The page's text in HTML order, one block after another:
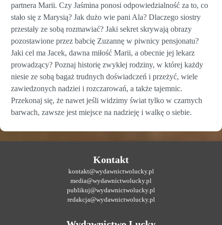
partnera Marii. Czy Jaśmina ponosi odpowiedzialność za to, co
stało się z Marysią? Jak dużo wie pani Ala? Dlaczego siostry
przestały ze sobą rozmawiać? Jaki sekret skrywają obrazy
pozostawione przez babcię Zuzannę w piwnicy pensjonatu?
Jaki cel ma Jacek, dawna miłość Marii, a obecnie jej lekarz
prowadzący? Poznaj historię zwykłej rodziny, w której każdy
niesie ze sobą bagaż trudnych doświadczeń i przeżyć, wiele
zawiedzonych nadziei i rozczarowań, a także tajemnic.
Przekonaj się, że nawet jeśli widzimy świat tylko w czarnych
barwach, zawsze jest miejsce na nadzieję i walkę o siebie.
Kontakt
kontakt@wydawnictwolucky.pl
media@wydawnictwolucky.pl
publikuj@wydawnictwolucky.pl
redakcja@wydawnictwolucky.pl